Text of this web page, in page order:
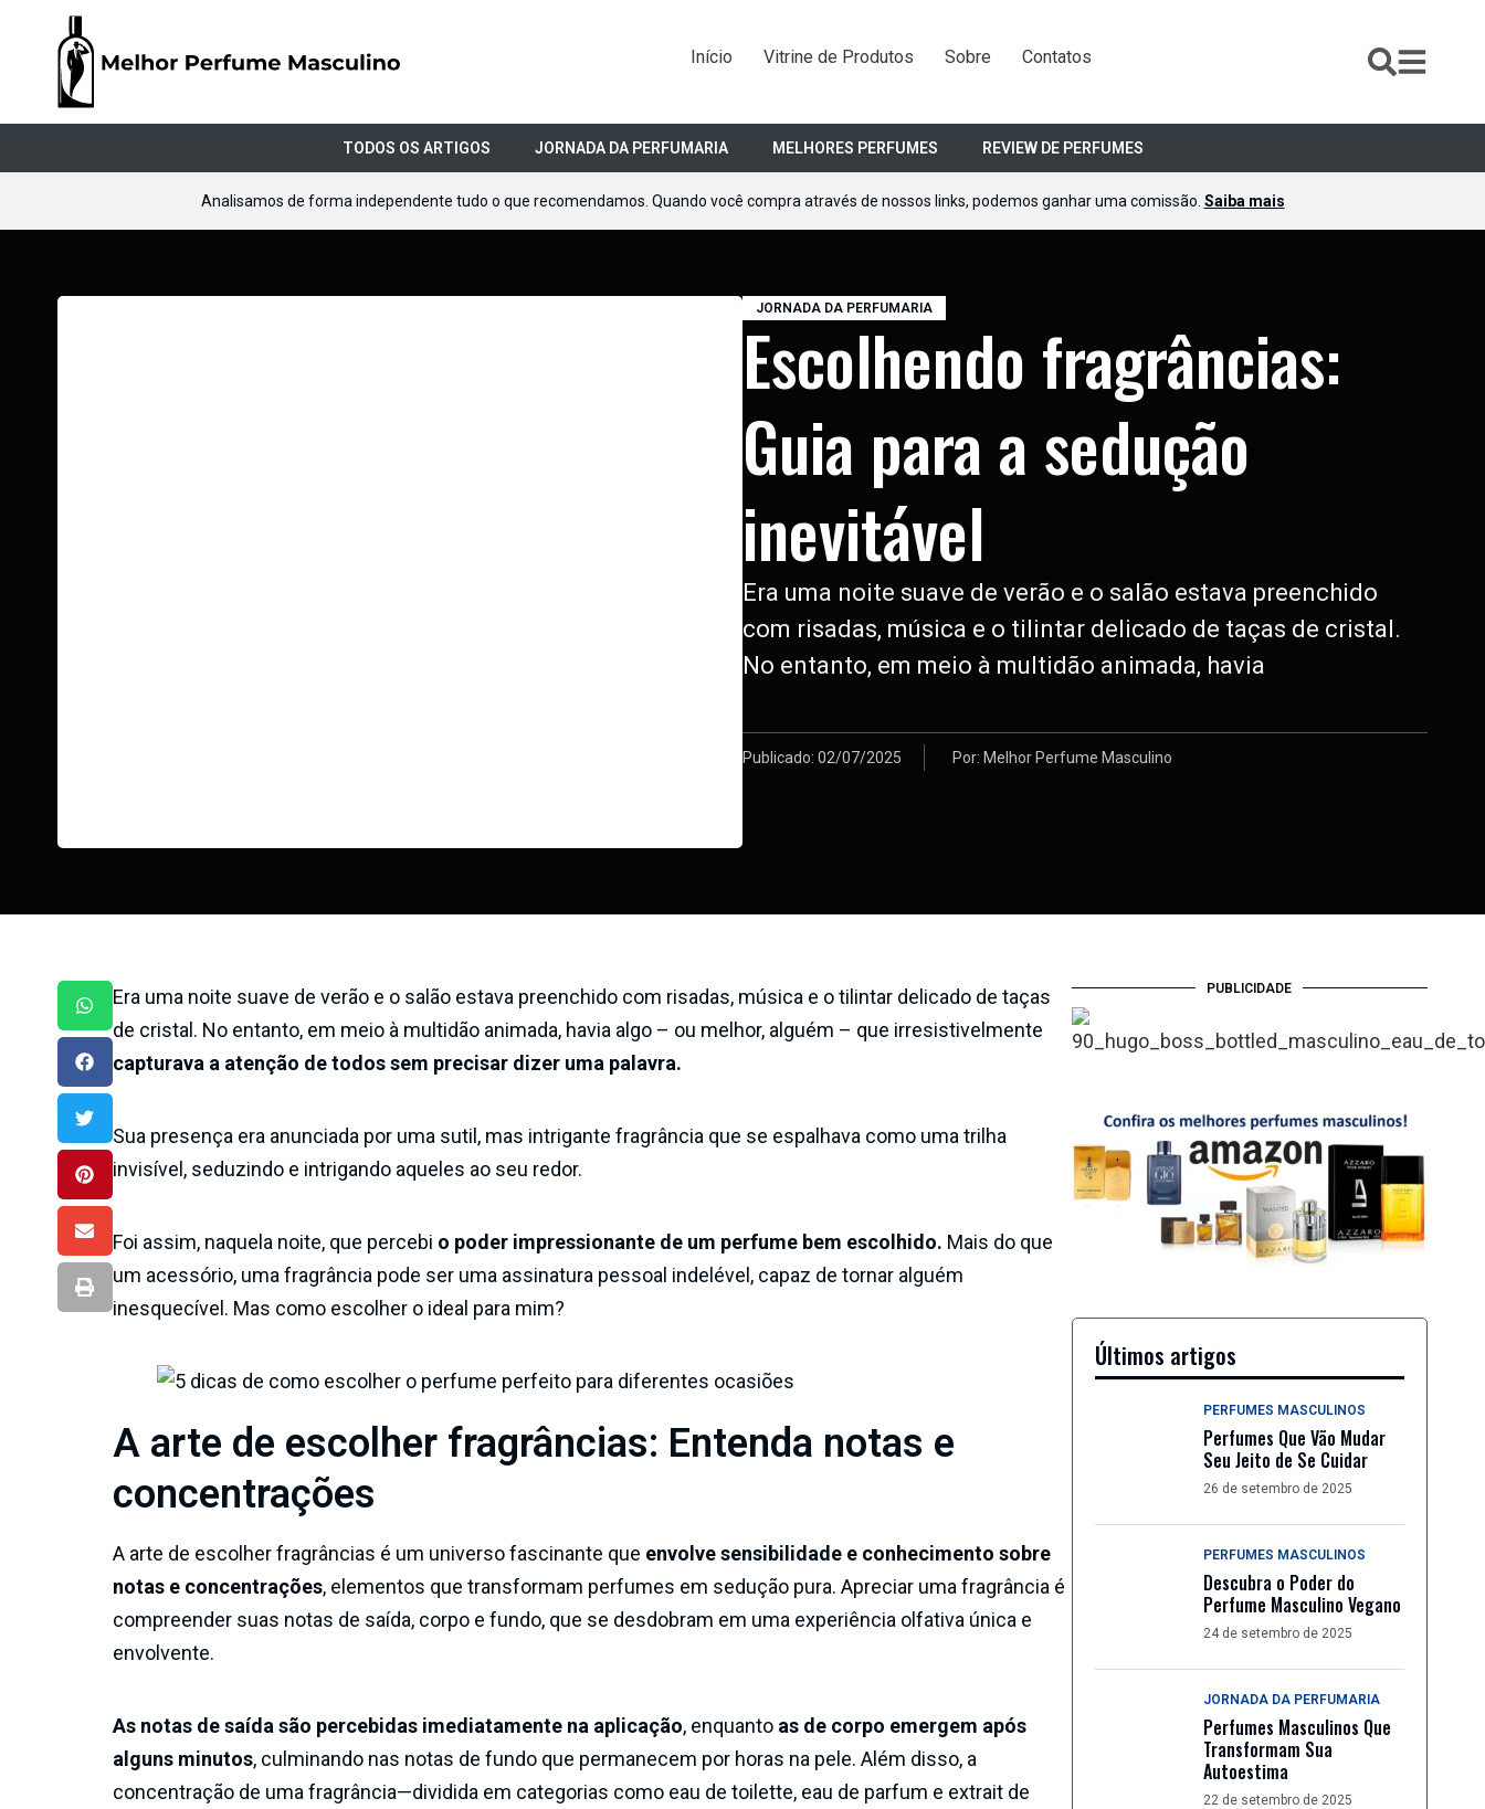
Início Vitrine de Produtos Sobre Contatos
TODOS OS ARTIGOS JORNADA DA PERFUMARIA MELHORES PERFUMES REVIEW DE PERFUMES
Analisamos de forma independente tudo o que recomendamos. Quando você compra através de nossos links, podemos ganhar uma comissão. Saiba mais
JORNADA DA PERFUMARIA
Escolhendo fragrâncias:
Guia para a sedução
inevitável
Era uma noite suave de verão e o salão estava preenchido
com risadas, música e o tilintar delicado de taças de cristal.
No entanto, em meio à multidão animada, havia
Publicado: 02/07/2025 Por: Melhor Perfume Masculino
Era uma noite suave de verão e o salão estava preenchido com risadas, música e o tilintar delicado de taças
de cristal. No entanto, em meio à multidão animada, havia algo – ou melhor, alguém – que irresistivelmente
capturava a atenção de todos sem precisar dizer uma palavra.
Sua presença era anunciada por uma sutil, mas intrigante fragrância que se espalhava como uma trilha
invisível, seduzindo e intrigando aqueles ao seu redor.
Foi assim, naquela noite, que percebi o poder impressionante de um perfume bem escolhido. Mais do que
um acessório, uma fragrância pode ser uma assinatura pessoal indelével, capaz de tornar alguém
inesquecível. Mas como escolher o ideal para mim?
A arte de escolher fragrâncias: Entenda notas e
concentrações
A arte de escolher fragrâncias é um universo fascinante que envolve sensibilidade e conhecimento sobre
notas e concentrações, elementos que transformam perfumes em sedução pura. Apreciar uma fragrância é
compreender suas notas de saída, corpo e fundo, que se desdobram em uma experiência olfativa única e
envolvente.
As notas de saída são percebidas imediatamente na aplicação, enquanto as de corpo emergem após
alguns minutos, culminando nas notas de fundo que permanecem por horas na pele. Além disso, a
concentração de uma fragrância—dividida em categorias como eau de toilette, eau de parfum e extrait de
PUBLICIDADE
Últimos artigos
PERFUMES MASCULINOS
Perfumes Que Vão Mudar
Seu Jeito de Se Cuidar
26 de setembro de 2025
PERFUMES MASCULINOS
Descubra o Poder do
Perfume Masculino Vegano
24 de setembro de 2025
JORNADA DA PERFUMARIA
Perfumes Masculinos Que
Transformam Sua
Autoestima
22 de setembro de 2025